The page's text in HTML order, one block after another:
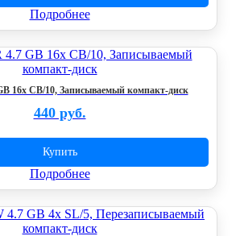
Подробнее
16x CB/10, Записываемый компакт-диск
440 руб.
Купить
Подробнее